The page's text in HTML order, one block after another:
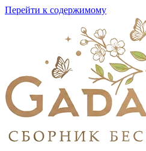
Перейти к содержимому